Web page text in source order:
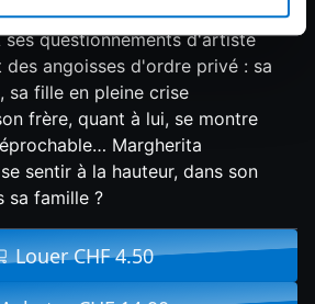
est tenu par un célèbre
ses questionnements d'artiste
des angoisses d'ordre privé : sa
sa fille en pleine crise
frère, quant à lui, se montre
Margherita
sentir à la hauteur, dans son
sa famille ?
Louer CHF 4.50